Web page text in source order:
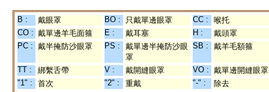
B : 戴眼罩 BO : 只戴單邊眼罩 CC :
喉托
CO : 戴單邊羊毛面箍 E : 戴耳塞 H :
戴頭罩
PC : 戴半掩防沙眼罩 PS :
戴單邊半掩防沙眼
罩
SB : 戴羊毛額箍
TT : 綁繫舌帶 V : 戴開縫眼罩 VO : 戴單邊開縫眼罩
"1" :
首次 "2" : 重戴 "-" : 除去